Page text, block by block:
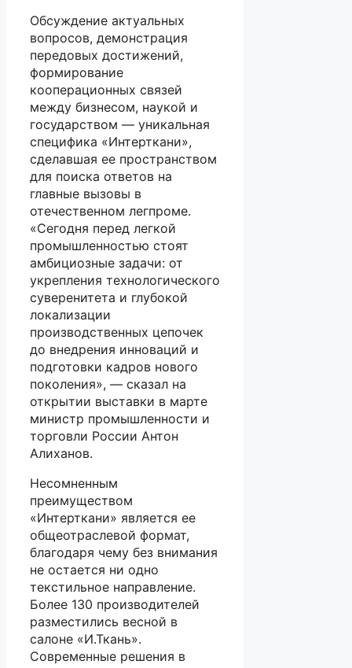
Обсуждение актуальных
вопросов, демонстрация
передовых достижений,
формирование
кооперационных связей
между бизнесом, наукой и
государством — уникальная
специфика «Интерткани»,
сделавшая ее пространством
для поиска ответов на
главные вызовы в
отечественном легпроме.
«Сегодня перед легкой
промышленностью стоят
амбициозные задачи: от
укрепления технологического
суверенитета и глубокой
локализации
производственных цепочек
до внедрения инноваций и
подготовки кадров нового
поколения», — сказал на
открытии выставки в марте
министр промышленности и
торговли России Антон
Алиханов.
Несомненным
преимуществом
«Интерткани» является ее
общеотраслевой формат,
благодаря чему без внимания
не остается ни одно
текстильное направление.
Более 130 производителей
разместились весной в
салоне «И.Ткань».
Современные решения в